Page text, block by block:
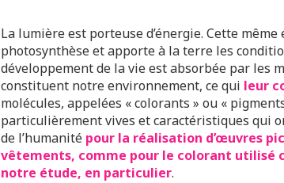
La lumière est porteuse d’énergie. Cette
photosynthèse et apporte à la terre les
développement de la vie est absorbée par les
constituent notre environnement, ce qui leur
molécules, appelées « colorants » ou «
particulièrement vives et caractéristiques qui
de l’humanité pour la réalisation d’œuvres
vêtements, comme pour le colorant utilisé
notre étude, en particulier.